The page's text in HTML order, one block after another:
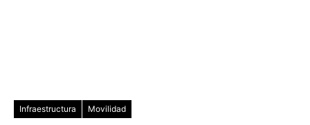
Infraestructura Movilidad